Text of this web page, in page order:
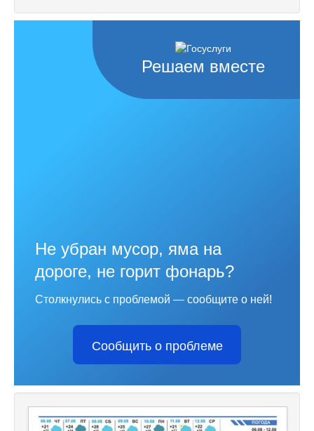
Решаем вместе
Не убран мусор, яма на
дороге, не горит фонарь?
Столкнулись с проблемой — сообщите о ней!
Сообщить о проблеме